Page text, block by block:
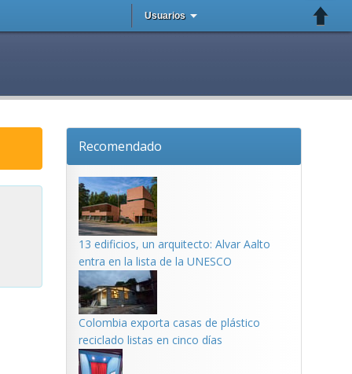
Usuarios
Recomendado
13 edificios, un arquitecto: Alvar Aalto
entra en la lista de la UNESCO
Colombia exporta casas de plástico
reciclado listas en cinco días